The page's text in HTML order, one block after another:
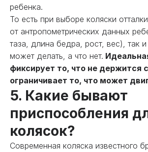
ребенка.
То есть при выборе коляски
от антропометрических данных
таза, длина бедра, рост, вес), так и
может делать, а что нет.
фиксирует то, что не держится
ограничивает то, что может
5. Какие бывают
приспособления
колясок?
Современная коляска известного